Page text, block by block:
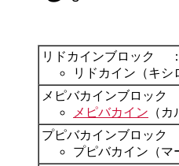
リドカインブロック
リドカイン（キ
メピバカインブロック
メピバカイン （
プピバカインブロック
プピバカイン（